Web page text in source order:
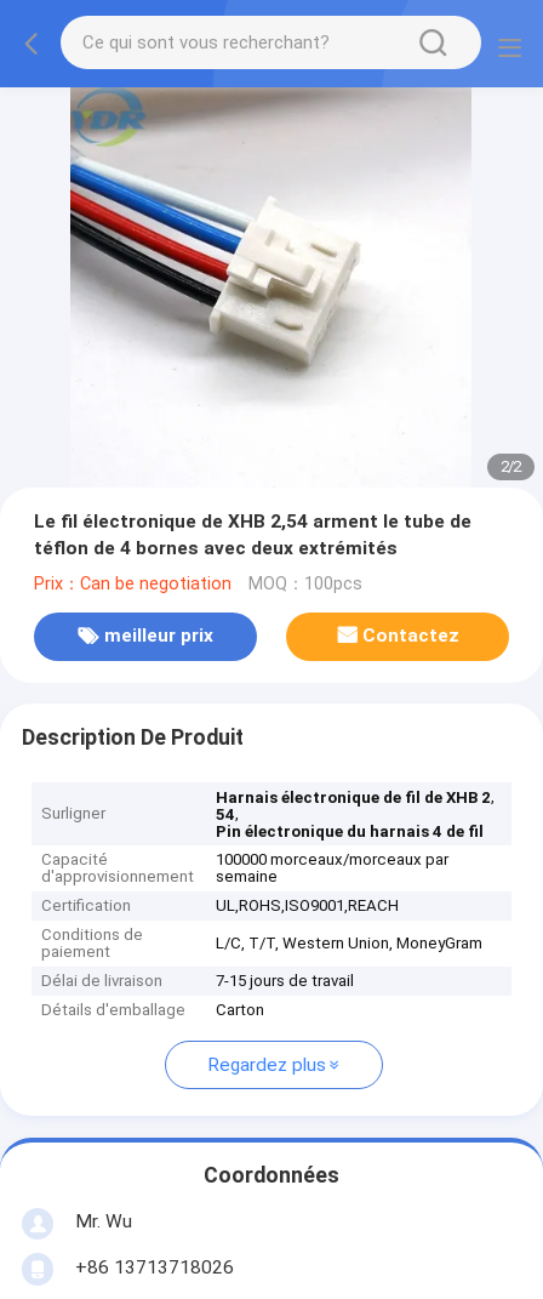
2/2
Le fil électronique de XHB 2,54 arment le tube de
téflon de 4 bornes avec deux extrémités
Prix：Can be negotiation MOQ：100pcs
meilleur prix Contactez
Description De Produit
Surligner
Harnais électronique de fil de XHB 2,
54,
Pin électronique du harnais 4 de fil
Capacité
d'approvisionnement
100000 morceaux/morceaux par
semaine
Certification
UL,ROHS,ISO9001,REACH
Conditions de
paiement
L/C, T/T, Western Union, MoneyGram
Délai de livraison
7-15 jours de travail
Détails d'emballage
Carton
Regardez plus
Coordonnées
Mr. Wu
+86 13713718026